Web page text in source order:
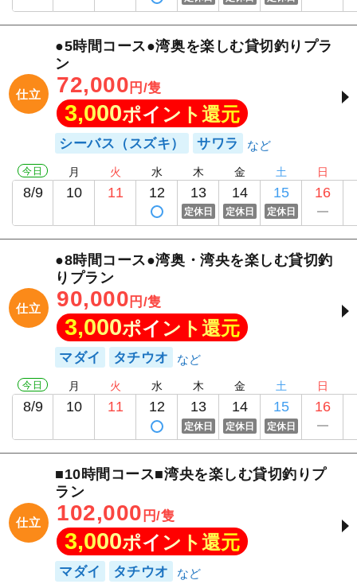
仕立
●5時間コース●湾奥を楽しむ貸切釣りプラ
ン
72,000 円/隻
3,000ポイント還元
シーバス（スズキ） サワラ
今日
8/9
月
10
火
11
水
12
木
13
定休日
金
14
定休日
土
15
定休日
日
16
仕立
●8時間コース●湾奥・湾央を楽しむ貸切釣
りプラン
90,000 円/隻
3,000ポイント還元
マダイ タチウオ
今日
8/9
月
10
火
11
水
12
木
13
定休日
金
14
定休日
土
15
定休日
日
16
仕立
■10時間コース■湾央を楽しむ貸切釣りプ
ラン
102,000 円/隻
3,000ポイント還元
マダイ タチウオ